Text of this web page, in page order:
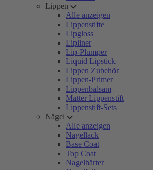
Lippen
Alle anzeigen
Lippenstifte
Lipgloss
Lipliner
Lip-Plumper
Liquid Lipstick
Lippen Zubehör
Lippen-Primer
Lippenbalsam
Matter Lippenstift
Lippenstift-Sets
Nägel
Alle anzeigen
Nagellack
Base Coat
Top Coat
Nagelhärter